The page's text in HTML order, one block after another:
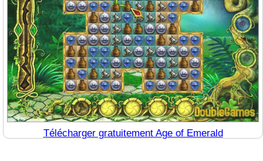
Télécharger gratuitement Age of Emerald